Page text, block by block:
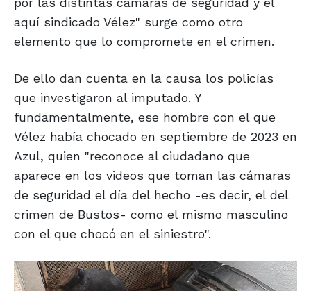
aquí sindicado Vélez" surge como otro
elemento que lo compromete en el crimen.
De ello dan cuenta en la causa los policías
que investigaron al imputado. Y
fundamentalmente, ese hombre con el que
Vélez había chocado en septiembre de 2023 en
Azul, quien "reconoce al ciudadano que
aparece en los videos que toman las cámaras
de seguridad el día del hecho -es decir, el del
crimen de Bustos- como el mismo masculino
con el que chocó en el siniestro".